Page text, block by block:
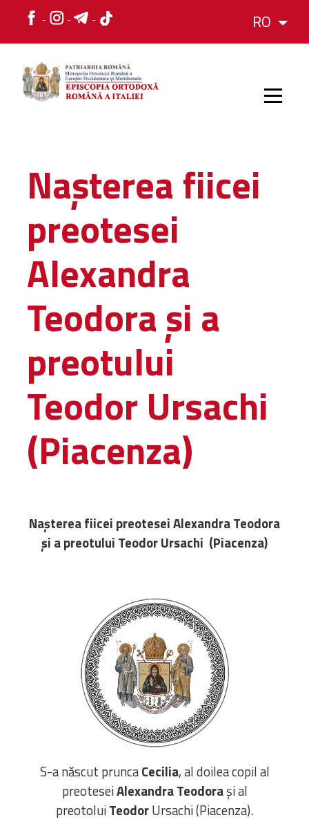
RO
ISTORIC
IERARH
ORGANIZAREA
ORGANIZAREA
Structura
Administrativă
Protopopiate
Mănăstiri,
biserici și
monumente
Diaconii
Centre și
Asociații
Cimitire
RESURSE
RESURSE
Apostolia Italia
Scrisori pastorale
Bibliotecă
Resurse multimedia
Opinii ortodoxe
Din viața „familiei”
diecezei
CSDE
Cuvântul Episcopului
Prezentarea
Parohiilor
Nașterea fiicei
preotesei
Alexandra
Teodora și a
preotului
Teodor Ursachi
(Piacenza)
Nașterea fiicei preotesei Alexandra Teodora
și a preotului Teodor Ursachi (Piacenza)
S-a născut pruncaCecilia, al doilea copil al
preoteseiAlexandra Teodorași al
preotoluiTeodorUrsachi (Piacenza).